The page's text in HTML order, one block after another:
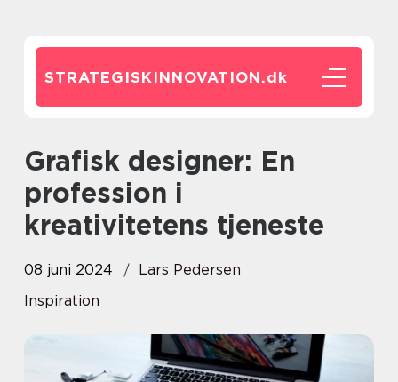
STRATEGISKINNOVATION.dk
Grafisk designer: En
profession i
kreativitetens tjeneste
08 juni 2024
Lars Pedersen
Inspiration